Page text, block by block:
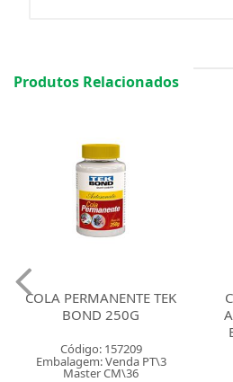
Produtos Relacionados
COLA PERMANENTE TEK
BOND 250G
Código: 157209
Embalagem: Venda PT\3
Master CM\36